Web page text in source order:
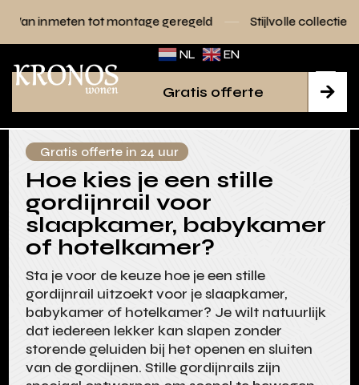
montage geregeld Stijlvolle collecties voor elk interieur
NL EN

Gratis offerte
Gratis offerte in 24 uur
Hoe kies je een stille
gordijnrail voor
slaapkamer, babykamer
of hotelkamer?
Sta je voor de keuze hoe je een stille
gordijnrail uitzoekt voor je slaapkamer,
babykamer of hotelkamer? Je wilt natuurlijk
dat iedereen lekker kan slapen zonder
storende geluiden bij het openen en sluiten
van de gordijnen. Stille gordijnrails zijn